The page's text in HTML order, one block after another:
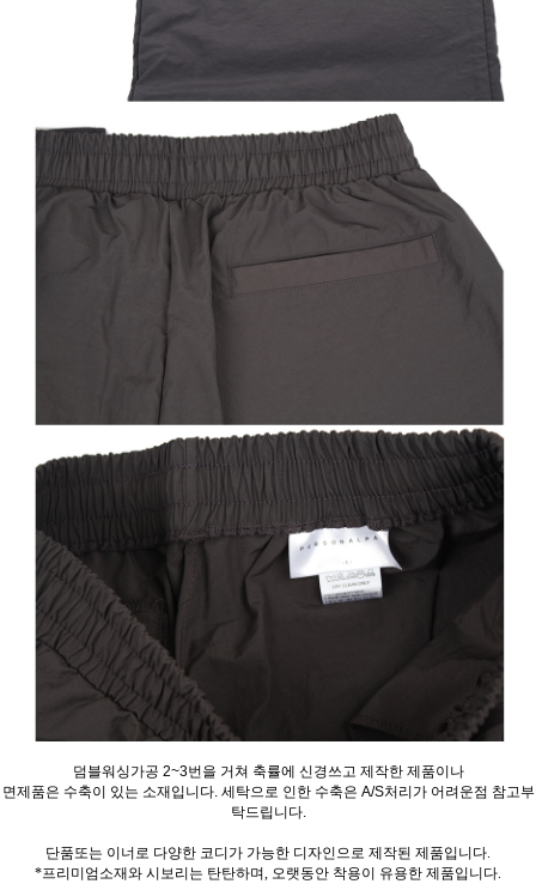
덤블워싱가공 2~3번을 거쳐 축률에 신경쓰고 제작한 제품이나
면제품은 수축이 있는 소재입니다. 세탁으로 인한 수축은 A/S처리가 어려운점 참고부
탁드립니다.
단품또는 이너로 다양한 코디가 가능한 디자인으로 제작된 제품입니다.
*프리미엄소재와 시보리는 탄탄하며, 오랫동안 착용이 유용한 제품입니다.